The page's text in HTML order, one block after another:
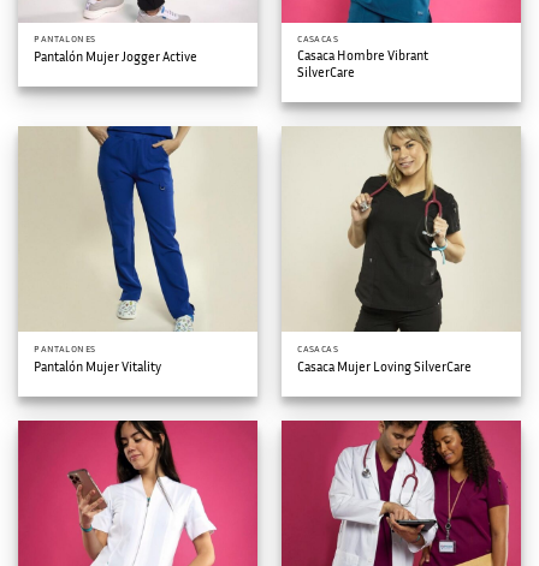
PANTALONES
Pantalón Mujer Jogger Active
CASACAS
Casaca Hombre Vibrant
SilverCare
PANTALONES
Pantalón Mujer Vitality
CASACAS
Casaca Mujer Loving SilverCare